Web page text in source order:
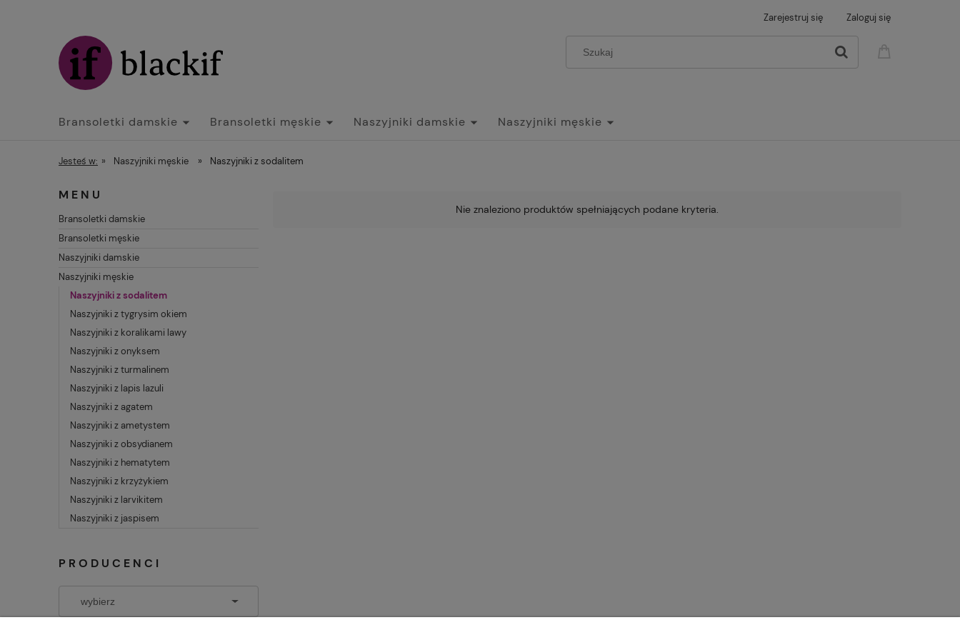
Zarejestruj się Zaloguj się
Bransoletki damskie Bransoletki męskie Naszyjniki damskie Naszyjniki męskie
Jesteś w: » Naszyjniki męskie » Naszyjniki z sodalitem
MENU
Bransoletki damskie
Bransoletki męskie
Naszyjniki damskie
Naszyjniki męskie
Naszyjniki z sodalitem
Naszyjniki z tygrysim okiem
Naszyjniki z koralikami lawy
Naszyjniki z onyksem
Naszyjniki z turmalinem
Naszyjniki z lapis lazuli
Naszyjniki z agatem
Naszyjniki z ametystem
Naszyjniki z obsydianem
Naszyjniki z hematytem
Naszyjniki z krzyżykiem
Naszyjniki z larvikitem
Naszyjniki z jaspisem
PRODUCENCI
Nie znaleziono produktów spełniających podane kryteria.